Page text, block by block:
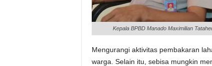
Kepala BPBD Manado Maximilian
Mengurangi aktivitas pembakaran
warga. Selain itu, sebisa mungkin